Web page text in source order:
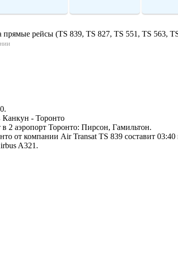
рейсы (TS 839, TS 827, TS 551, TS 563,
Канкун - Торонто
2 аэропорт Торонто: Пирсон, Гамильтон.
от компании Air Transat TS 839 составит
A321.